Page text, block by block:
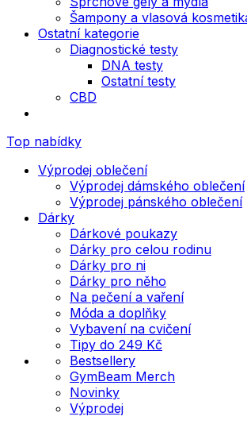
Šampony a vlasová
Ostatní kategorie
Diagnostické testy
DNA testy
Ostatní testy
CBD
Top nabídky
Výprodej oblečení
Výprodej dámského oblečení
Výprodej pánského oblečení
Dárky
Dárkové poukazy
Dárky pro celou rodinu
Dárky pro ni
Dárky pro něho
Na pečení a vaření
Móda a doplňky
Vybavení na cvičení
Tipy do 249 Kč
Bestsellery
GymBeam Merch
Novinky
Výprodej